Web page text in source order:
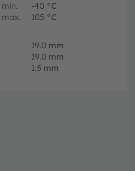
min. -40 °C
max. 105 °C
19.0 mm
19.0 mm
1.5 mm